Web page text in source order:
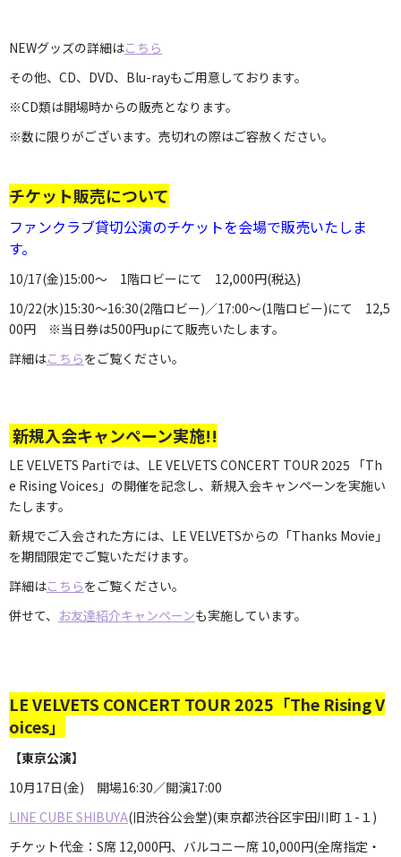
NEWグッズの詳細はこちら
その他、CD、DVD、Blu-rayもご用意しております。
※CD類は開場時からの販売となります。
※数に限りがございます。売切れの際はご容赦ください。
チケット販売について
ファンクラブ貸切公演のチケットを会場で販売いたしま
す。
10/17(金)15:00～ 1階ロビーにて 12,000円(税込)
10/22(水)15:30～16:30(2階ロビー)／17:00～(1階ロビー)にて 12,5
00円 ※当日券は500円upにて販売いたします。
詳細はこちらをご覧ください。
新規入会キャンペーン実施!!
LE VELVETS Partiでは、LE VELVETS CONCERT TOUR 2025 「Th
e Rising Voices」の開催を記念し、新規入会キャンペーンを実施い
たします。
新規でご入会された方には、LE VELVETSからの「Thanks Movie」
を期間限定でご覧いただけます。
詳細はこちらをご覧ください。
併せて、 お友達紹介キャンペーンも実施しています。
LE VELVETS CONCERT TOUR 2025「The Rising V
oices」
【東京公演】
10月17日(金) 開場16:30／開演17:00
LINE CUBE SHIBUYA(旧渋谷公会堂)(東京都渋谷区宇田川町１-１)
チケット代金：S席 12,000円、バルコニー席 10,000円(全席指定・